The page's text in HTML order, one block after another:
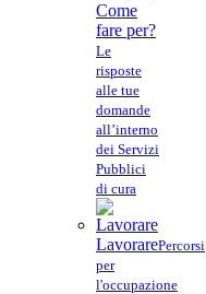
Come
fare per?
Le
risposte
alle tue
domande
all’interno
dei Servizi
Pubblici
di cura
LavorarePercorsi
per
l'occupazione